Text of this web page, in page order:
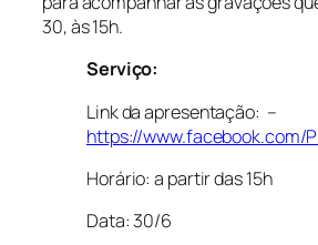
30, às 15h.
Serviço:
Link da apresentação: –
https://www.facebook.com/
Horário: a partir das 15h
Data: 30/6